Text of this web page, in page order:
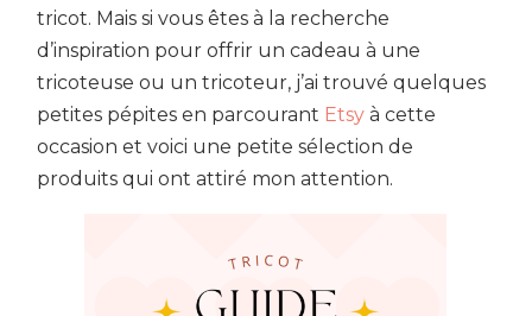
tricot. Mais si vous êtes à la recherche
d’inspiration pour offrir un cadeau à une
tricoteuse ou un tricoteur, j’ai trouvé quelques
petites pépites en parcourant Etsyà cette
occasion et voici une petite sélection de
produits qui ont attiré mon attention.